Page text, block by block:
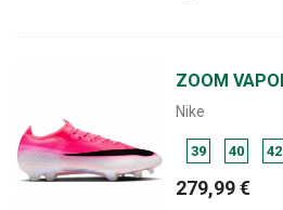
ZOOM
Nike
39 40 42
279,99 €